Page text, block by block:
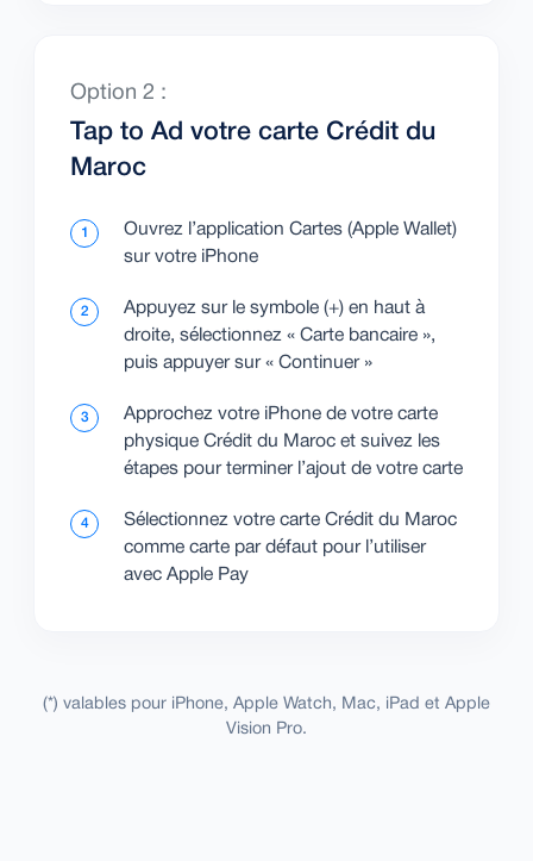
Option 2 :
Tap to Ad votre carte Crédit du
Maroc
1
Ouvrez l’application Cartes (Apple Wallet)
sur votre iPhone
2
Appuyez sur le symbole (+) en haut à
droite, sélectionnez « Carte bancaire »,
puis appuyer sur « Continuer »
3
Approchez votre iPhone de votre carte
physique Crédit du Maroc et suivez les
étapes pour terminer l’ajout de votre carte
4
Sélectionnez votre carte Crédit du Maroc
comme carte par défaut pour l’utiliser
avec Apple Pay
(*) valables pour iPhone, Apple Watch, Mac, iPad et Apple
Vision Pro.